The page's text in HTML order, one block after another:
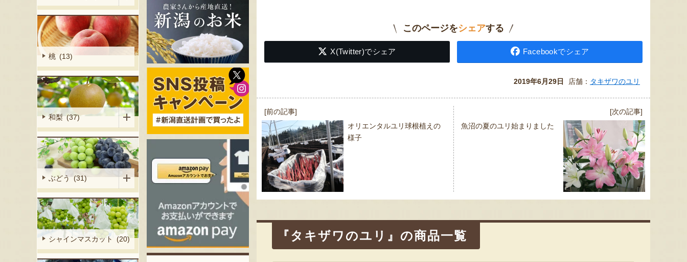
このページをシェアする
X(Twitter)でシェア Facebookでシェア
2019年6月29日 店舗： タキザワのユリ
投
稿
ナ
ビ
ゲ
ー
シ
ョ
[前の記事]
オリエンタルユリ球根植えの
様子
[次の記事]
魚沼の夏のユリ始まりました
『タキザワのユリ』の商品一覧
桃 (13)
和梨 (37)
ぶどう (31)
シャインマスカット (20)